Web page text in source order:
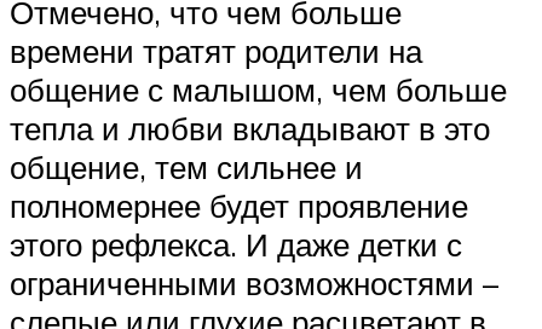
Отмечено, что чем больше
времени тратят родители на
общение с малышом, чем больше
тепла и любви вкладывают в это
общение, тем сильнее и
полномернее будет проявление
этого рефлекса. И даже детки с
ограниченными возможностями –